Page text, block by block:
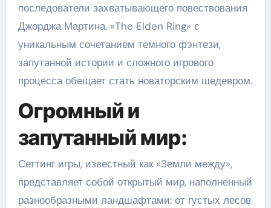
последователи захватывающего повествования
Джорджа Мартина. «The Elden Ring» с
уникальным сочетанием темного фэнтези,
запутанной истории и сложного игрового
процесса обещает стать новаторским шедевром.
Огромный и
запутанный мир:
Сеттинг игры, известный как «Земли между»,
представляет собой открытый мир, наполненный
разнообразными ландшафтами: от густых лесов